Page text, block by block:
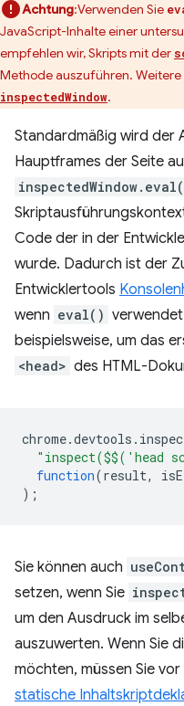
Achtung:Verwenden Sie
JavaScript-Inhalte einer
empfehlen wir, Skripts mit der
Methode auszuführen.
inspectedWindow.
Standardmäßig wird der
Hauptframes der Seite
Code der in der
wurde. Dadurch ist der
Entwicklertools
wenn eval()
beispielsweise, um das
<head> des HTML-
chrome.devtools .
"inspect($$('head
function(result,
);
Sie können auch
setzen, wenn Sie
um den Ausdruck im
auszuwerten. Wenn Sie
möchten, müssen Sie
statische